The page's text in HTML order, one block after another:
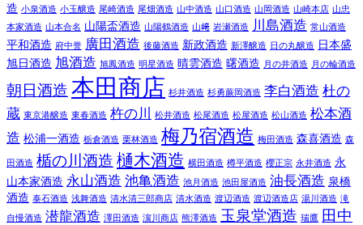
造 小泉酒造 小玉醸造 尾崎酒造 尾畑酒造 山中酒造 山口酒造 山岡酒造 山崎本店 山忠
本家酒造 山本合名 山陽盃酒造 山陽鶴酒造 山﨑 岩瀬酒造 川島酒造 常山酒造
平和酒造 府中誉 廣田酒造 後藤酒造 新政酒造 新澤醸造 日の丸醸造
日本盛
旭日酒造 旭酒造 旭鳳酒造 明星酒造 晴雲酒造 曙酒造 月の井酒造 月の輪酒造
朝日酒造 本田商店 杉井酒造 杉勇蕨岡酒造 李白酒造 杜の
蔵 東京港醸造 東春酒造 杵の川 松井酒造 松尾酒造 松屋酒造 松山酒造 松本酒
造 松浦一酒造 栃倉酒造 栗林酒造 梅乃宿酒造 梅田酒造 森喜酒造 森
田酒造 楯の川酒造 樋木酒造 横田酒造 樽平酒造 櫻正宗 永井酒造 永
山本家酒造 永山酒造 池亀酒造 池月酒造 池田屋酒造 油長酒造 泉橋
酒造 泰石酒造 浅舞酒造 清水清三郎商店 清水酒造 渡辺酒造 渡辺酒造店 湯川酒造 滝
自慢酒造 潜龍酒造 澤田酒造 濵川商店 熊澤酒造 玉泉堂酒造 瑞鷹
田中